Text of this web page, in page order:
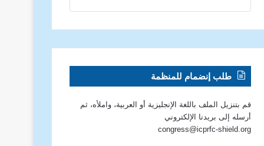
طلب إنضمام للمنظمة
قم بتنزيل الملف باللغة الإنجليزية أو العربية، واملأه، ثم
أرسله إلى بريدنا الإلكتروني
congress@icprfc-shield.org